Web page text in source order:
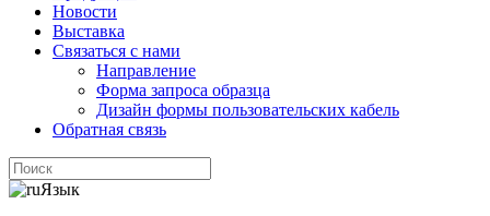
Новости
Выставка
Связаться с нами
Направление
Форма запроса образца
Дизайн формы пользовательских кабель
Обратная связь
Язык